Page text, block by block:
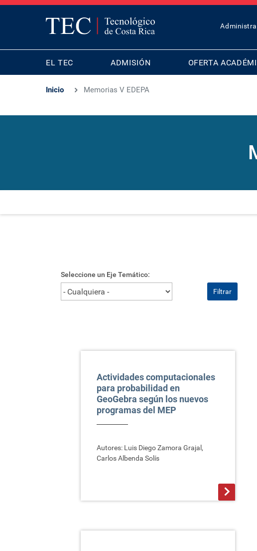
TOP
MENU
MAIN
NAVIGATION
EL TEC ADMISIÓN OFERTA
Inicio Memorias V EDEPA
Seleccione un Eje Temático:
Filtrar
Actividades computacionales
para probabilidad en
GeoGebra según los nuevos
programas del MEP
Autores: Luis Diego Zamora Grajal,
Carlos Albenda Solís